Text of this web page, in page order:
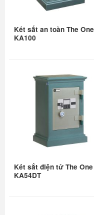
Két sắt an toàn The One
KA100
Két sắt điện tử The One
KA54DT